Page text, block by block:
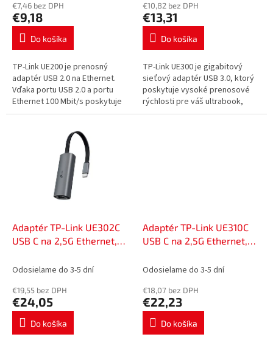
€7,46 bez DPH
€9,18
Do košíka
TP-Link UE200 je prenosný
adaptér USB 2.0 na Ethernet.
Vďaka portu USB 2.0 a portu
Ethernet 100 Mbit/s poskytuje
UE200 vášmu zariadeniu rýchle a
€10,82 bez DPH
€13,31
Do košíka
TP-Link UE300 je gigabitový
sieťový adaptér USB 3.0, ktorý
poskytuje vysoké prenosové
rýchlosti pre váš ultrabook,
MacBook Air alebo stolový
Adaptér TP-Link UE302C
USB C na 2,5G Ethernet,
Odosielame do 3-5 dní
€19,55 bez DPH
€24,05
Do košíka
Adaptér TP-Link UE310C
USB C na 2,5G Ethernet,
Odosielame do 3-5 dní
€18,07 bez DPH
€22,23
Do košíka